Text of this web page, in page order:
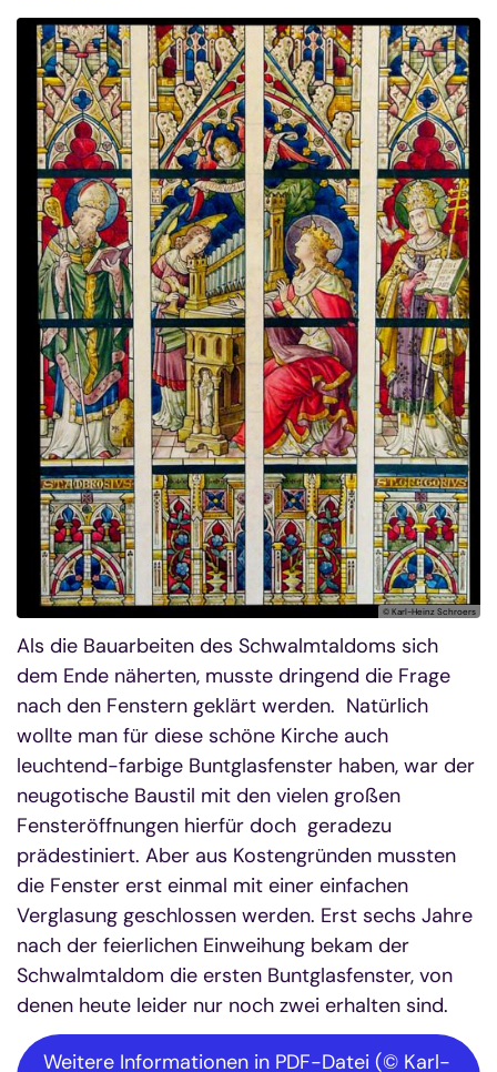
© Karl-Heinz Schroers
Als die Bauarbeiten des Schwalmtaldoms sich
dem Ende näherten, musste dringend die Frage
nach den Fenstern geklärt werden. Natürlich
wollte man für diese schöne Kirche auch
leuchtend-farbige Buntglasfenster haben, war der
neugotische Baustil mit den vielen großen
Fensteröffnungen hierfür doch geradezu
prädestiniert. Aber aus Kostengründen mussten
die Fenster erst einmal mit einer einfachen
Verglasung geschlossen werden. Erst sechs Jahre
nach der feierlichen Einweihung bekam der
Schwalmtaldom die ersten Buntglasfenster, von
denen heute leider nur noch zwei erhalten sind.
Weitere Informationen in PDF-Datei (© Karl-